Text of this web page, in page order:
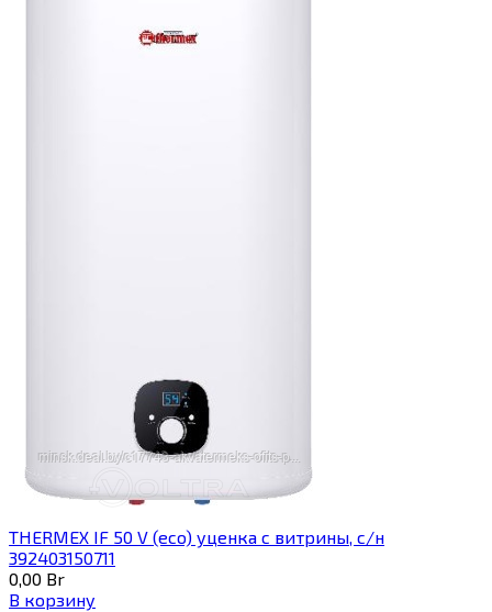
THERMEX IF 50 V (eco) уценка c витрины, с/н
392403150711
0,00 Br
В корзину